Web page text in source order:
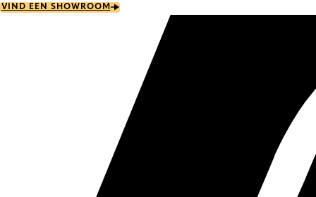
Skip
VIND EEN SHOWROOM